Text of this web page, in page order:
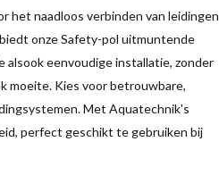
het naadloos verbinden van leidingen
onze Safety-pol uitmuntende
eenvoudige installatie, zonder
moeite. Kies voor betrouwbare,
Met Aquatechnik's
perfect geschikt te gebruiken bij